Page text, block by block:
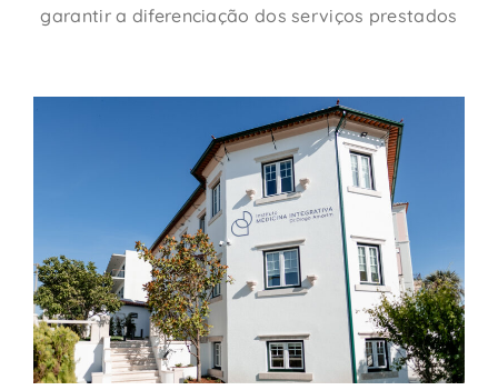
garantir a diferenciação dos serviços prestados